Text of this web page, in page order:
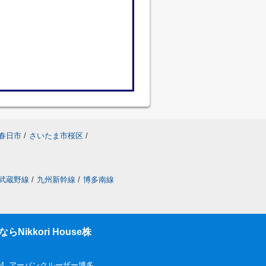
日市 / さいたま市桜区 /
蔵野線 / 九州新幹線 / 博多南線
らNikkori House株